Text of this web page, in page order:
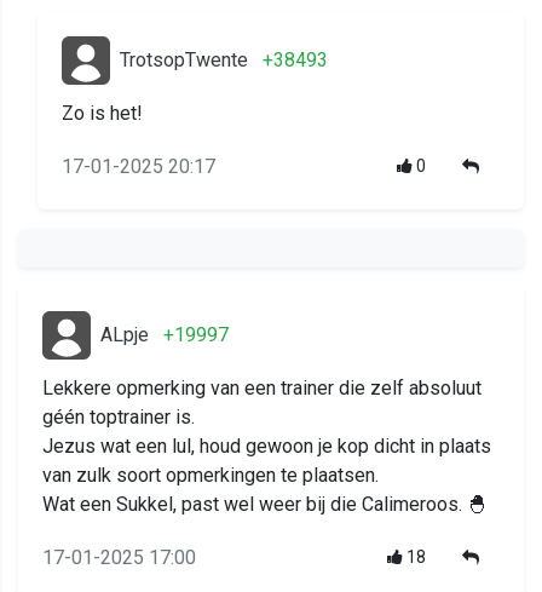
TrotsopTwente +38493
Zo is het!
17-01-2025 20:17 0
ALpje +19997
Lekkere opmerking van een trainer die zelf absoluut
géén toptrainer is.
Jezus wat een lul, houd gewoon je kop dicht in plaats
van zulk soort opmerkingen te plaatsen.
Wat een Sukkel, past wel weer bij die Calimeroos. 🐣
17-01-2025 17:00 18